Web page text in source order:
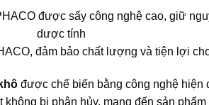
đảm bảo chất lượng và tiện lợi
được chế biến bằng công nghệ
bị phân hủy, mang đến sản